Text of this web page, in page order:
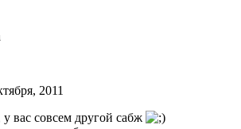
2011
у вас совсем другой сабж